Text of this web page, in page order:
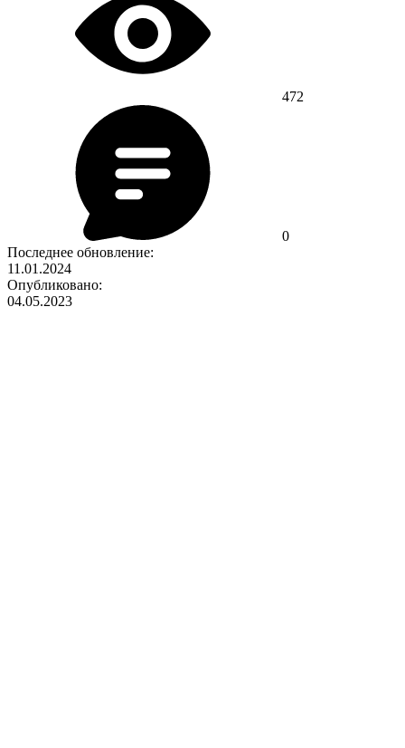
472
0
Последнее обновление:
11.01.2024
Опубликовано:
04.05.2023